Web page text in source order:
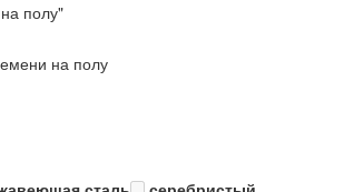
полу"
на полу